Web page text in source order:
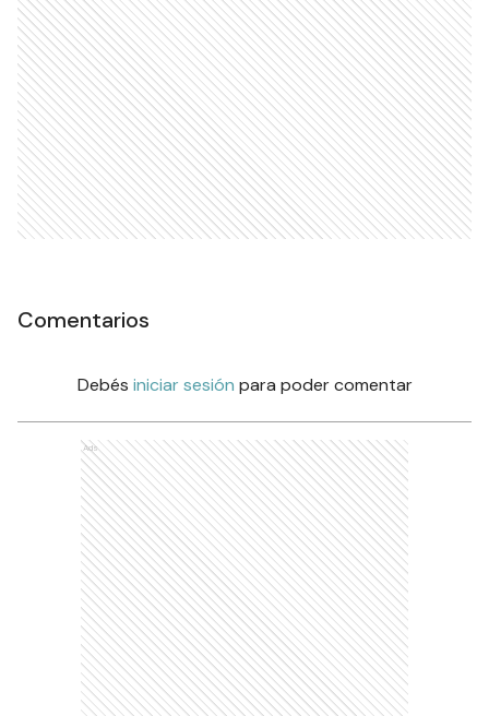
Comentarios
Debés iniciar sesión para poder comentar
Ads